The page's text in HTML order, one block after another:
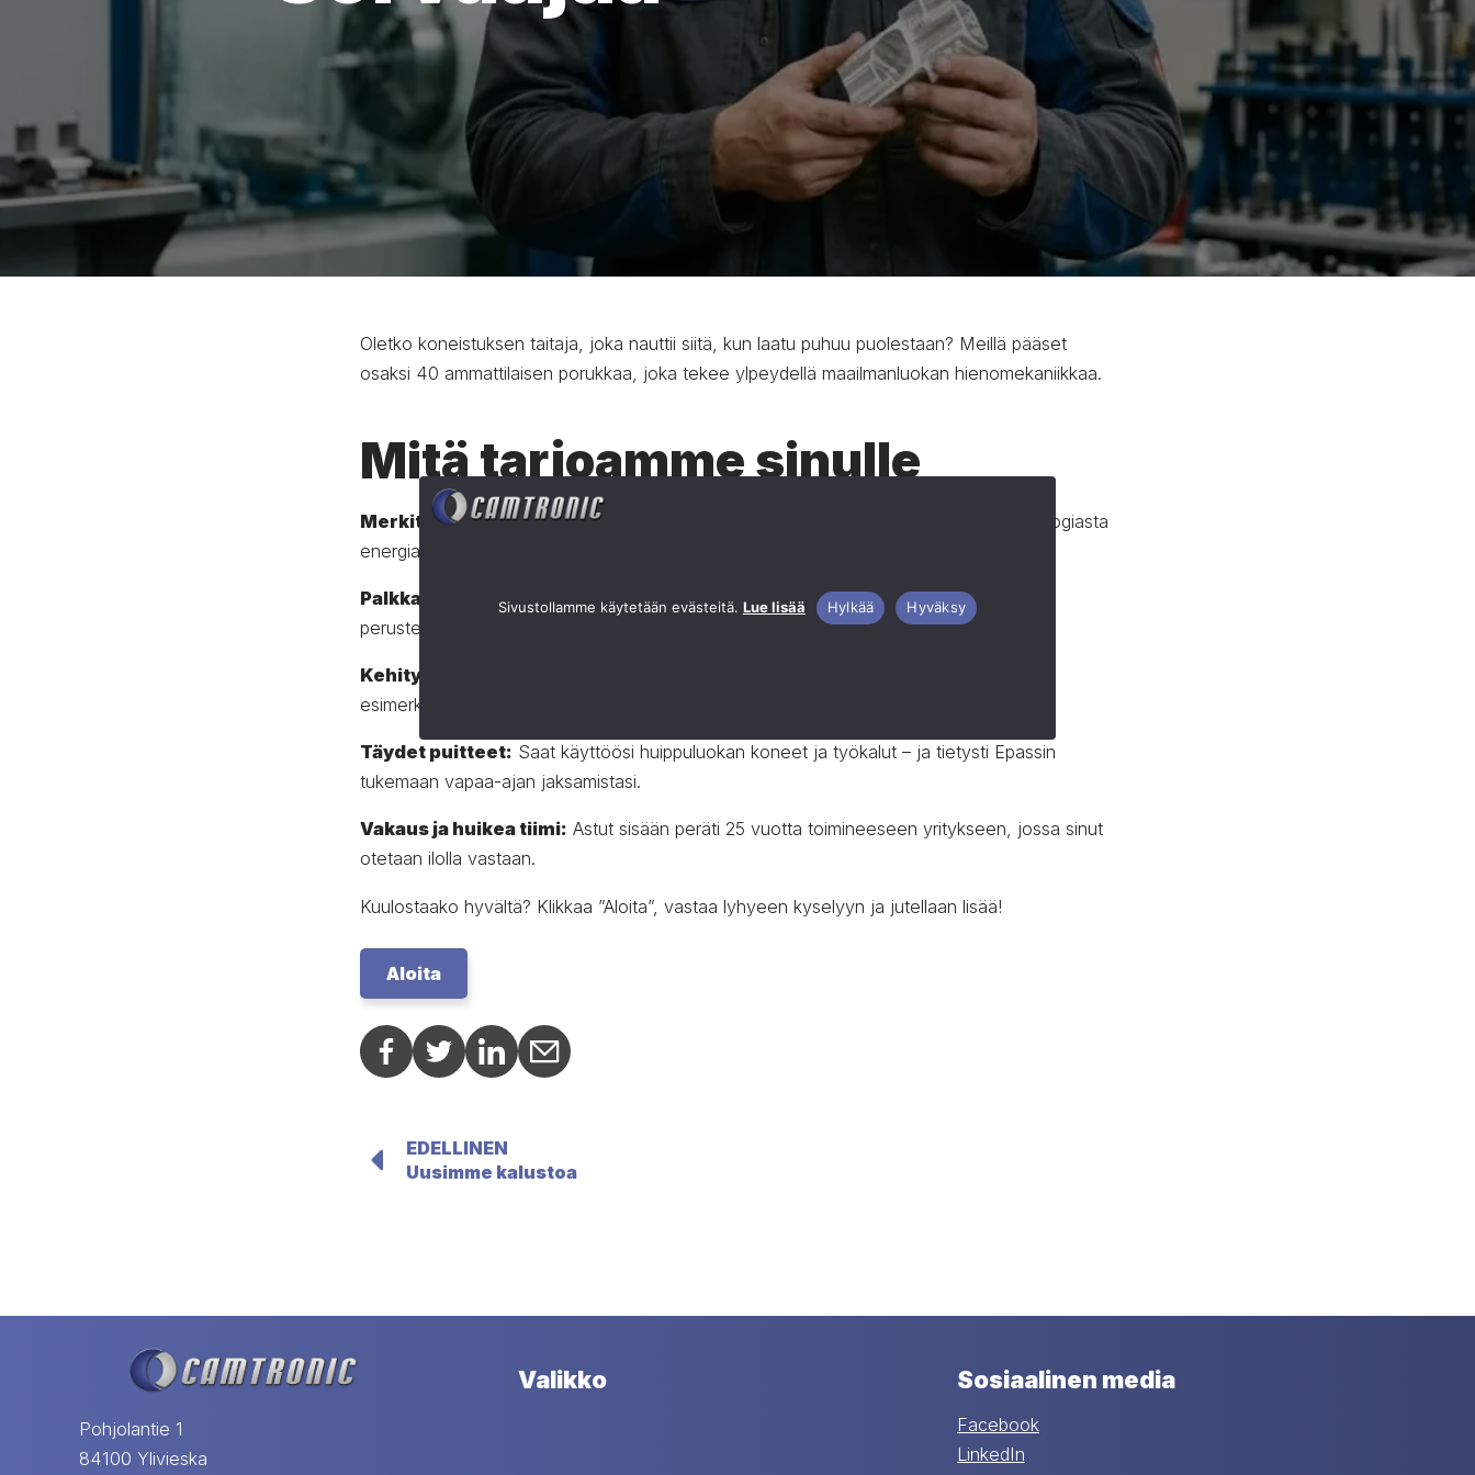
Oletko koneistuksen taitaja, joka nauttii siitä, kun laatu puhuu puolestaan? Meillä pääset
osaksi 40 ammattilaisen porukkaa, joka tekee ylpeydellä maailmanluokan hienomekaniikkaa.
Mitä tarjoamme sinulle
Merkitykselliset projektit:
Työsi tulokset ratkaisevat ongelmia aina terveysteknologiasta
energiateollisuuteen.
Palkkaus kohdillaan:Maksamme aidosti kilpailukykyisesti taitojesi ja kokemuksesi
perusteella.
Kehitystä ja kasvua:
esimerkiksi osallistua ohjelmointikoulutuksiin.
Täydet puitteet: Saat käyttöösi huippuluokan koneet ja työkalut – ja tietysti Epassin
tukemaan vapaa-ajan jaksamistasi.
Vakaus ja huikea tiimi: Astut sisään peräti 25 vuotta toimineeseen yritykseen, jossa sinut
otetaan ilolla vastaan.
Kuulostaako hyvältä? Klikkaa ”Aloita”, vastaa lyhyeen kyselyyn ja jutellaan lisää!
Aloita
Social share: Facebook
Social share: Twitter
Social share: LinkedIn
EDELLINEN
Uusimme kalustoa
Pohjolantie 1
84100 Ylivieska
Valikko Sosiaalinen media
Facebook
LinkedIn
Sivustollamme käytetään evästeitä. Lue lisää Hyväksy
Hylkää